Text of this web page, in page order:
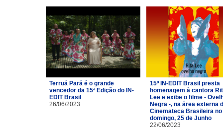
Terruá Pará é o grande
vencedor da 15ª Edição do IN-
EDIT Brasil
26/06/2023
15º IN-EDIT Brasil presta
homenagem à cantora
Lee e exibe o filme -
Negra -, na área externa
Cinemateca Brasileira no
domingo, 25 de Junho
22/06/2023